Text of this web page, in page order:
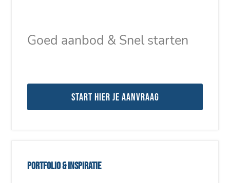
Goed aanbod & Snel starten
Start hier je aanvraag
Portfolio & inspiratie